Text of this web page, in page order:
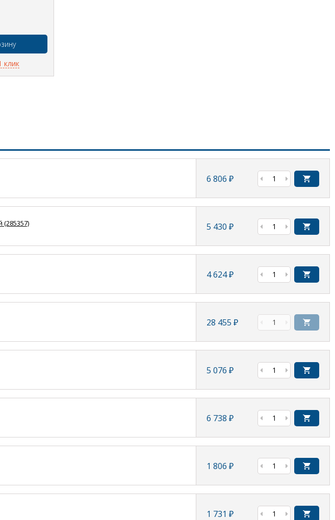
клик
6 806 ₽
5 430 ₽
4 624₽
28 455 ₽
5 076 ₽
6 738 ₽
1 806 ₽
1 731 ₽